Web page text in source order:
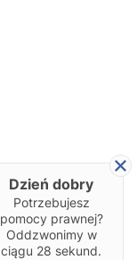
Dzień dobry
Potrzebujesz
pomocy prawnej?
Oddzwonimy w
ciągu 28 sekund.